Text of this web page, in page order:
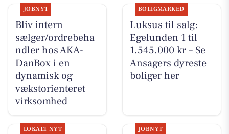
JOBNYT
Bliv intern
sælger/ordrebeha
ndler hos AKA-
DanBox i en
dynamisk og
vækstorienteret
virksomhed
BOLIGMARKED
Luksus til salg:
Egelunden 1 til
1.545.000 kr – Se
Ansagers dyreste
boliger her
LOKALT NYT JOBNYT